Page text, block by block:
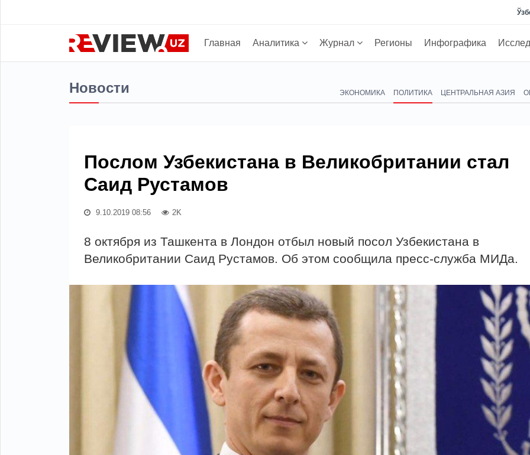
Главная Аналитика Журнал Регионы Инфографика
Новости ЭКОНОМИКА ПОЛИТИКА ЦЕНТРАЛЬНАЯ АЗИЯ
Послом Узбекистана в Великобритании стал
Саид Рустамов
9.10.2019 08:56 2K
8 октября из Ташкента в Лондон отбыл новый посол Узбекистана в
Великобритании Саид Рустамов. Об этом сообщила пресс-служба МИДа.